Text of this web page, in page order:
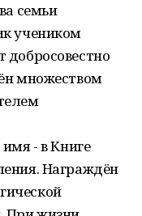
семьи
учеником
множеством
- в Книге
Награждён